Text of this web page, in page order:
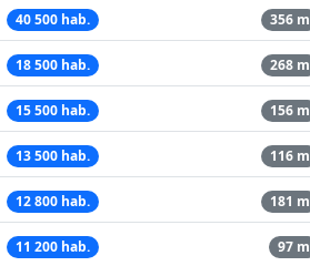
40 500 hab. 356 m
18 500 hab. 268 m
15 500 hab. 156 m
13 500 hab. 116 m
12 800 hab. 181 m
11 200 hab. 97 m